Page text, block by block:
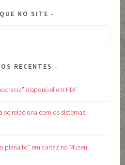
NO SITE
RECENTES
disponível em PDF
se relaciona com os sistemas
planalto” em cartaz no Museu